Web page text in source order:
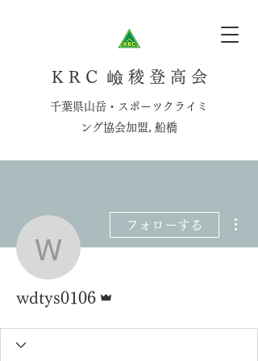
K R C 嶮 稜 登 高 会
千葉県山岳・スポーツクライミ
ング協会加盟, 船橋
wdtys0106
フォローする
wdtys0106